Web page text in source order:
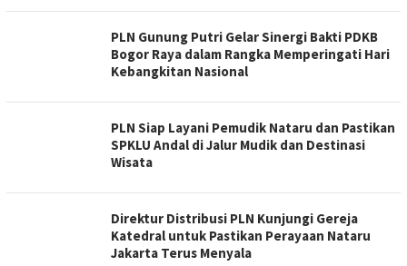
PLN Gunung Putri Gelar Sinergi Bakti PDKB
Bogor Raya dalam Rangka Memperingati Hari
Kebangkitan Nasional
PLN Siap Layani Pemudik Nataru dan Pastikan
SPKLU Andal di Jalur Mudik dan Destinasi
Wisata
Direktur Distribusi PLN Kunjungi Gereja
Katedral untuk Pastikan Perayaan Nataru
Jakarta Terus Menyala